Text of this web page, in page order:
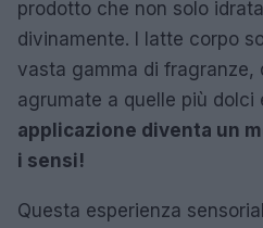
prodotto che non solo
divinamente. I latte corpo
vasta gamma di fragranze,
agrumate a quelle più dolci
applicazione diventa un
i sensi!
Questa esperienza